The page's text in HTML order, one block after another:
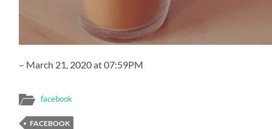
– March 21, 2020 at 07:59PM
facebook
FACEBOOK